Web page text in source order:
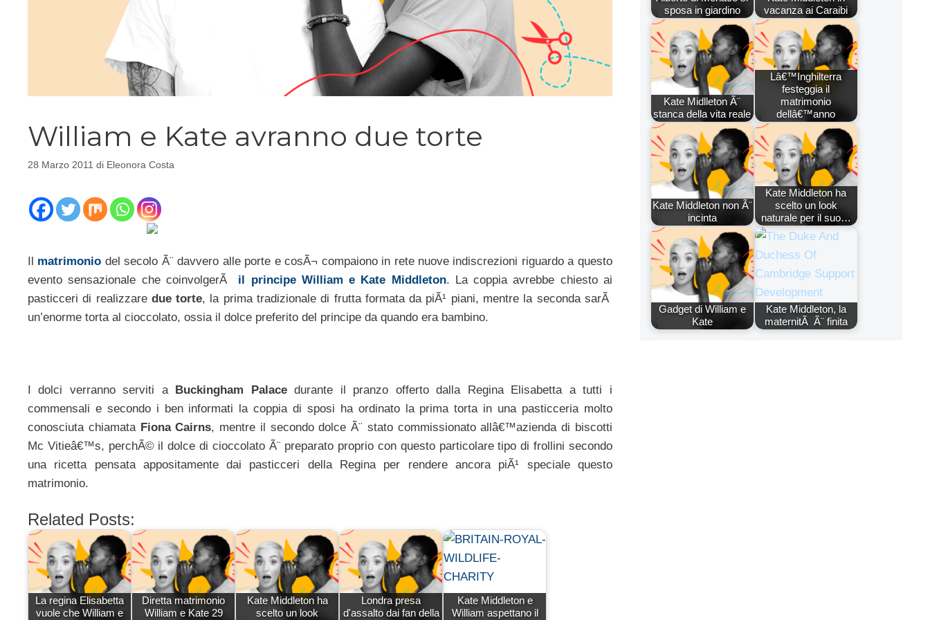
William e Kate avranno due torte
28 Marzo 2011 di Eleonora Costa
Il matrimonio del secolo Ã¨ davvero alle porte e cosÃ¬ compaiono in rete nuove indiscrezioni riguardo a questo
evento sensazionale che coinvolgerÃ il principe William e Kate Middleton. La coppia avrebbe chiesto ai
pasticceri di realizzare due torte, la prima tradizionale di frutta formata da piÃ¹ piani, mentre la seconda sarÃ
un’enorme torta al cioccolato, ossia il dolce preferito del principe da quando era bambino.
I dolci verranno serviti a Buckingham Palacedurante il pranzo offerto dalla Regina Elisabetta a tutti i
commensali e secondo i ben informati la coppia di sposi ha ordinato la prima torta in una pasticceria molto
conosciuta chiamata Fiona Cairns, mentre il secondo dolce Ã¨ stato commissionato allâ€™azienda di biscotti
Mc Vitieâ€™s, perchÃ© il dolce di cioccolato Ã¨ preparato proprio con questo particolare tipo di frollini secondo
una ricetta pensata appositamente dai pasticceri della Regina per rendere ancora piÃ¹ speciale questo
matrimonio.
Related Posts:
La regina Elisabetta
vuole che William e
Diretta matrimonio
William e Kate 29
Kate Middleton ha
scelto un look
Londra presa
d'assalto dai fan della
Kate Middleton e
William aspettano il
sposa in giardino
vacanza ai Caraibi
Kate Midlleton Ã¨
stanca della vita reale
Lâ€™Inghilterra
festeggia il
matrimonio
dellâ€™anno
Kate Middleton non Ã¨
incinta
Kate Middleton ha
scelto un look
naturale per il suo…
Gadget di William e
Kate
Kate Middleton, la
maternitÃ Ã¨ finita